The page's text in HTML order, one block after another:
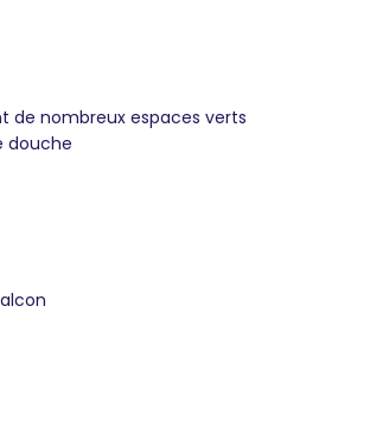
de nombreux espaces verts
douche